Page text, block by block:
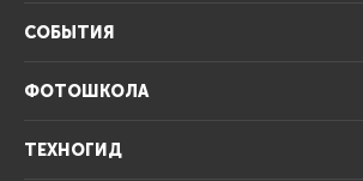
СОБЫТИЯ
ФОТОШКОЛА
ТЕХНОГИД